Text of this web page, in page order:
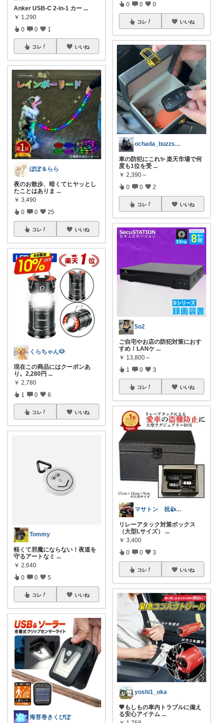
Anker USB-C 2-in-1 カー ...
￥ 1,290
0 0 1
コレ いいね
ぽぽ＆らら
夜のお散歩、暗くてヒヤッとし
たことはありま ...
￥ 3,490
0 0 25
コレ いいね
くらちゃん🐶
現在この商品にはクーポンあ
り。2,280円 ...
￥ 2,780
1 0 6
コレ いいね
Tommy
軽くて邪魔にならない！夜道を
守るアートなミ ...
￥ 2,640
0 0 5
コレ いいね
海苔巻きくぴぽ
0 0 0
コレ いいね
ochada_buzzsouji
車の防犯にこれ✨ 楽天市場で何
度も1位を受 ...
￥ 2,390～
0 0 2
コレ いいね
5o2
ご自宅やお店の防犯対策におす
すめ！LANケ ...
￥ 13,800～
1 0 3
コレ いいね
マサトン 祝👍7000プロフも見てね
リレーアタック対策ボックス
（大型Lサイズ）
...
￥ 3,400
0 0 3
コレ いいね
yoshi1_oka
💖もしもの車内トラブルに備え
る安心アイテム ...